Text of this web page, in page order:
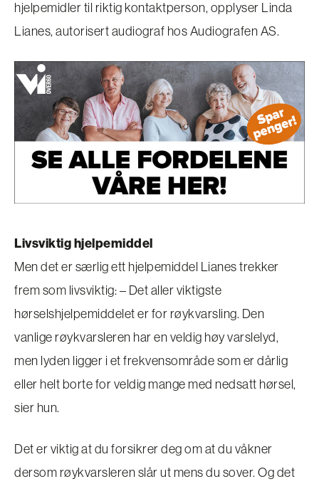
hjelpemidler til riktig kontaktperson, opplyser Linda
Lianes, autorisert audiograf hos Audiografen AS.
Livsviktig hjelpemiddel
Men det er særlig ett hjelpemiddel Lianes trekker
frem som livsviktig: – Det aller viktigste
hørselshjelpemiddelet er for røykvarsling. Den
vanlige røykvarsleren har en veldig høy varslelyd,
men lyden ligger i et frekvensområde som er dårlig
eller helt borte for veldig mange med nedsatt hørsel,
sier hun.
Det er viktig at du forsikrer deg om at du våkner
dersom røykvarsleren slår ut mens du sover. Og det